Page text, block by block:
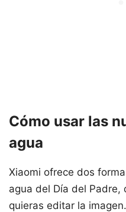
Cómo usar las
agua
Xiaomi ofrece dos
agua del Día del
quieras editar la